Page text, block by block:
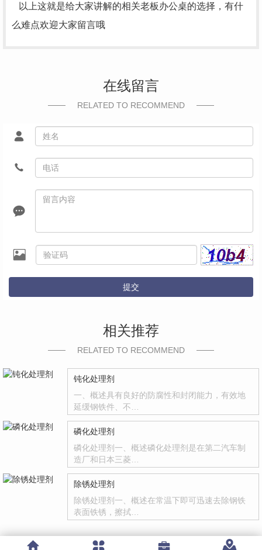
以上这就是给大家讲解的相关老板办公桌的选择，有什
么难点欢迎大家留言哦
在线留言
RELATED TO RECOMMEND
提交
相关推荐
RELATED TO RECOMMEND
钝化处理剂
一、概述具有良好的防腐性和封闭能力，有效地
延缓钢铁件、不…
磷化处理剂
磷化处理剂一、概述磷化处理剂是在第二汽车制
造厂和日本三菱…
除锈处理剂
除锈处理剂一、概述在常温下即可迅速去除钢铁
表面铁锈，擦拭…